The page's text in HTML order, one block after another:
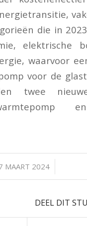
die in
elektrische
waarvoor
voor de
twee
MAART 2024
/
DEEL DIT